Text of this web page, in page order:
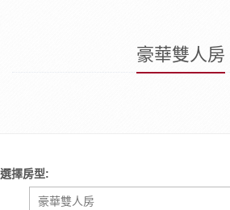
豪華雙人房
選擇房型: